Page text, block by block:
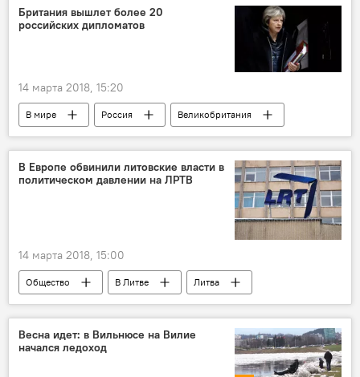
Дмитрий Журавлев
Сергей Скрипаль
Британия вышлет более 20
российских дипломатов
14 марта 2018, 15:20
В мире Россия
Великобритания
Тереза Мэй
дипломаты
Отравление бывшего полковника ГРУ Скрипаля в Британии
В Европе обвинили литовские власти в
политическом давлении на ЛРТВ
14 марта 2018, 15:00
Общество В Литве
Литва
Европа
LRT
Европейский вещательный союз
комиссия
Весна идет: в Вильнюсе на Вилие
начался ледоход